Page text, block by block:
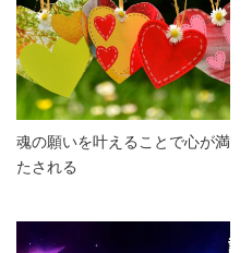
魂の願いを叶えることで心が満
たされる